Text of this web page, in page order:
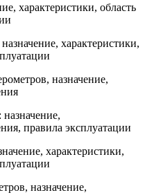
характеристики, область
характеристики,
назначение,
правила эксплуатации
характеристики,
назначение,